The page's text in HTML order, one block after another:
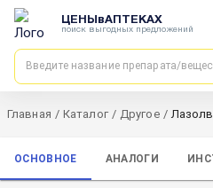
ЦЕНЫвАПТЕКАХ
поиск выгодных предложений
Главная / Каталог / Другое /
ОСНОВНОЕ АНАЛОГИ